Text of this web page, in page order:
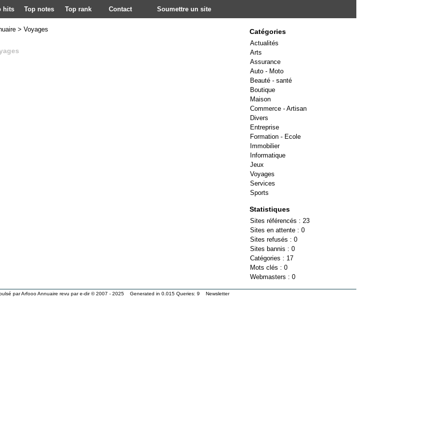
hits Top notes Top rank Contact Soumettre un site
Catégories
Actualités
Arts
Assurance
Auto - Moto
Beauté - santé
Boutique
Maison
Commerce - Artisan
Divers
Entreprise
Formation - Ecole
Immobilier
Informatique
Jeux
Voyages
Services
Sports
Statistiques
Sites référencés : 23
Sites en attente : 0
Sites refusés : 0
Sites bannis : 0
Catégories : 17
Mots clés : 0
Webmasters : 0
> Voyages
parArfooo Annuaire revu pare-dir© 2007 - 2025 Generated in 0.015 Queries: 9 Newsletter